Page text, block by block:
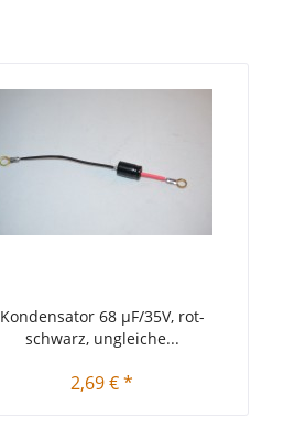
Kondensator 68 µF/35V, rot-
schwarz, ungleiche...
2,69 € *